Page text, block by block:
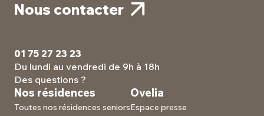
Nous contacter
01 75 27 23 23
Du lundi au vendredi de 9h à 18h
Des questions ?
Nos résidences
Toutes nos résidences seniors
Ovelia
Espace presse